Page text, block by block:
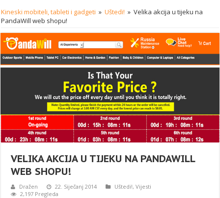
Kineski mobiteli, tableti i gadgeti » Uštedi! » Velika akcija u tijeku na
PandaWill web shopu!
VELIKA AKCIJA U TIJEKU NA PANDAWILL
WEB SHOPU!
Dražen 22. Siječanj 2014 Uštedi!,Vijesti
2,197 Pregleda